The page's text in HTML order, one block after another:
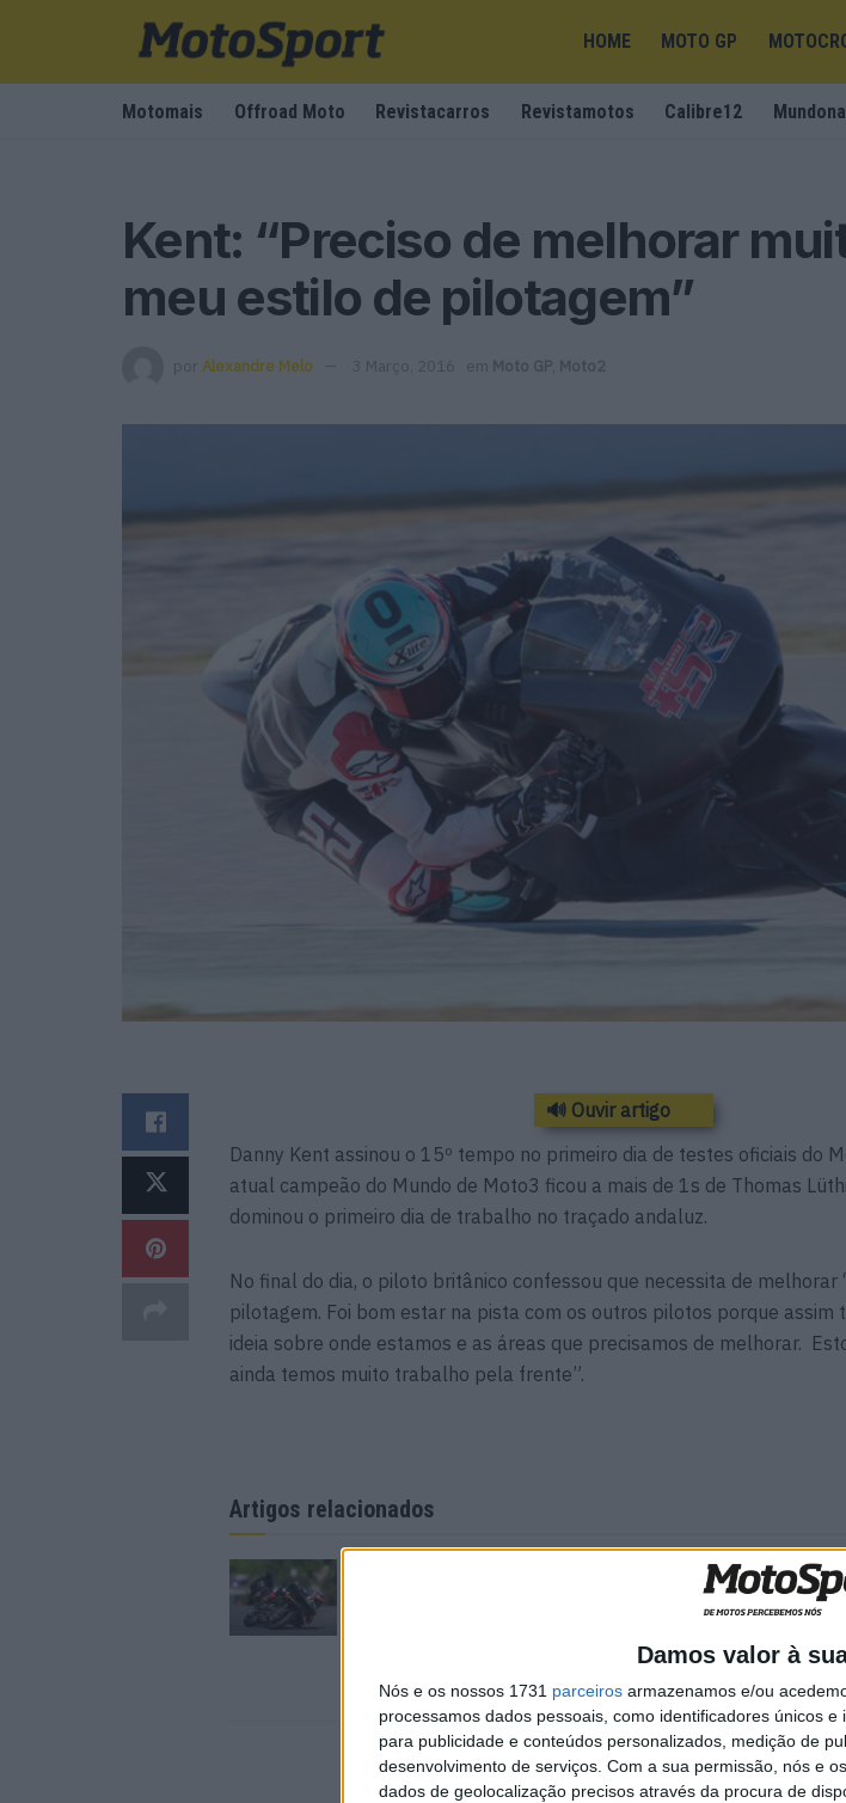
Damos valor à
Nós e os nossos 1731 parceiros armazenamos e/ou
processamos dados pessoais, como identificadores únicos
para publicidade e conteúdos personalizados, medição de
desenvolvimento de serviços. Com a sua permissão, nós e
dados de geolocalização precisos através da procura de
HOME MOTO GP
Motomais Offroad Moto Revistacarros Revistamotos Calibre12
Kent: “Preciso de melhorar
meu estilo de pilotagem”
por Alexandre Melo 3 Março, 2016 em Moto GP Moto2
🔊 Ouvir artigo
Danny Kent assinou o 15º tempo no primeiro dia de testes oficiais do
atual campeão do Mundo de Moto3 ficou a mais de 1s de Thomas
dominou o primeiro dia de trabalho no traçado andaluz.
No final do dia, o piloto britânico confessou que necessita de melhorar
pilotagem. Foi bom estar na pista com os outros pilotos porque assim
ideia sobre onde estamos e as áreas que precisamos de melhorar.
ainda temos muito trabalho pela frente”.
Artigos relacionados
MotoGP:
numa
época
5